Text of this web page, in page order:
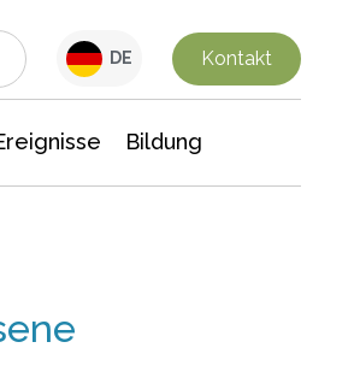
DE Kontakt
Bildung